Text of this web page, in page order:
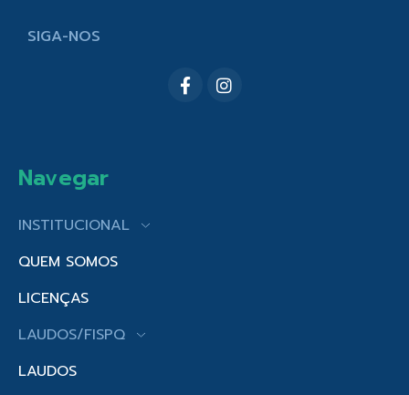
SIGA-NOS
Navegar
INSTITUCIONAL
QUEM SOMOS
LICENÇAS
LAUDOS/FISPQ
LAUDOS